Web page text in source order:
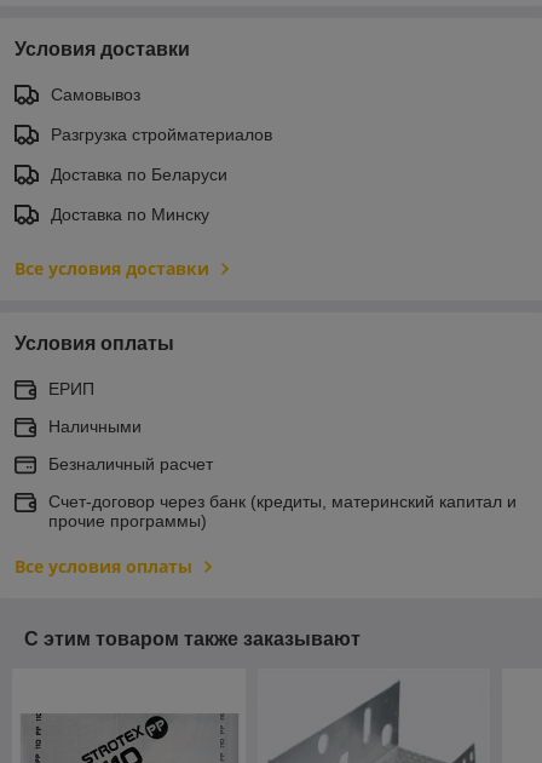
Условия доставки
Самовывоз
Разгрузка стройматериалов
Доставка по Беларуси
Доставка по Минску
Все условия доставки
Условия оплаты
ЕРИП
Наличными
Безналичный расчет
Счет-договор через банк (кредиты, материнский капитал и
прочие программы)
Все условия оплаты
С этим товаром также заказывают